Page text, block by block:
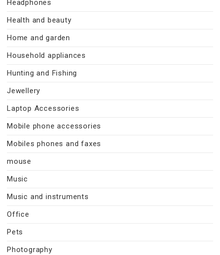
Headphones
Health and beauty
Home and garden
Household appliances
Hunting and Fishing
Jewellery
Laptop Accessories
Mobile phone accessories
Mobiles phones and faxes
mouse
Music
Music and instruments
Office
Pets
Photography